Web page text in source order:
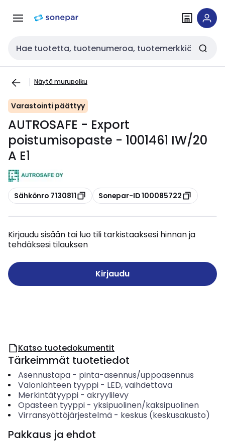
navigointiinsisältöön
Haku
Näytä murupolku
Varastointi päättyy
AUTROSAFE - Export
poistumisopaste - 1001461 IW/20
A E1
Kopioi
Sähkönro 7130811 Kopioi
Sonepar-ID 100085722
Kirjaudu sisään tai luo tili tarkistaaksesi hinnan ja
tehdäksesi tilauksen
Kirjaudu
Katso tuotedokumentit
Tärkeimmät tuotetiedot
Asennustapa- pinta-asennus/uppoasennus
Valonlähteen tyyppi- LED, vaihdettava
Merkintätyyppi- akryylilevy
Opasteen tyyppi- yksipuolinen/kaksipuolinen
Virransyöttöjärjestelmä- keskus (keskusakusto)
Pakkaus ja ehdot